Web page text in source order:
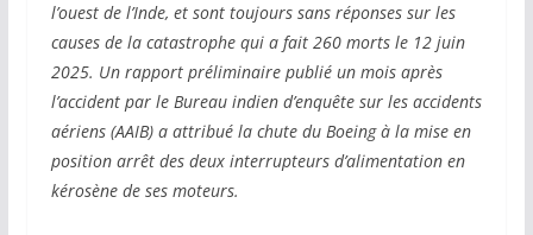
l’ouest de l’Inde, et sont toujours sans réponses sur les
causes de la catastrophe qui a fait 260 morts le 12 juin
2025. Un rapport préliminaire publié un mois après
l’accident par le Bureau indien d’enquête sur les accidents
aériens (AAIB) a attribué la chute du Boeing à la mise en
position arrêt des deux interrupteurs d’alimentation en
kérosène de ses moteurs.